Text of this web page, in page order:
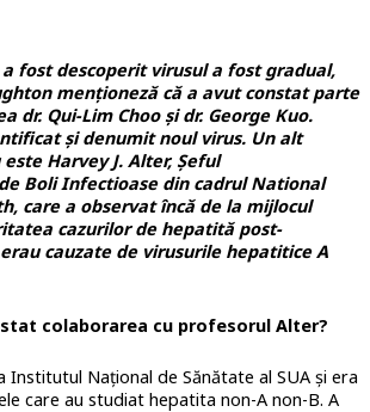
fost descoperit virusul a fost gradual,
menționeză că a avut constat parte
dr. Qui-Lim Choo și dr. George Kuo.
și denumit noul virus. Un alt
Harvey J. Alter, Șeful
Boli Infectioase din cadrul National
care a observat încă de la mijlocul
cazurilor de hepatită post-
cauzate de virusurile hepatitice A
colaborarea cu profesorul Alter?
Institutul Național de Sănătate al SUA și era
care au studiat hepatita non-A non-B. A